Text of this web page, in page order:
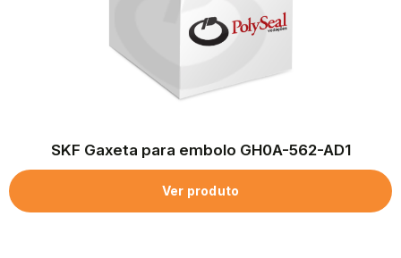
SKF Gaxeta para embolo GH0A-562-AD1
Ver produto